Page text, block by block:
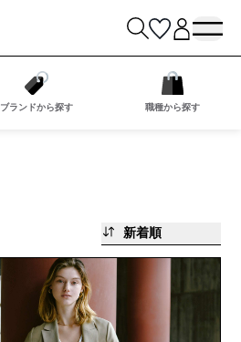
ブランドから探す 職種から探す
新着順